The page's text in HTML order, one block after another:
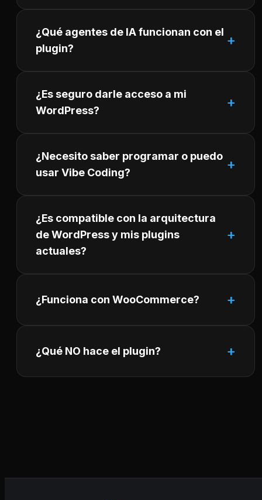
¿Qué agentes de IA funcionan con el
plugin?
¿Es seguro darle acceso a mi
WordPress?
¿Necesito saber programar o puedo
usar Vibe Coding?
¿Es compatible con la arquitectura
de WordPress y mis plugins
actuales?
¿Funciona con WooCommerce?
¿Qué NO hace el plugin?